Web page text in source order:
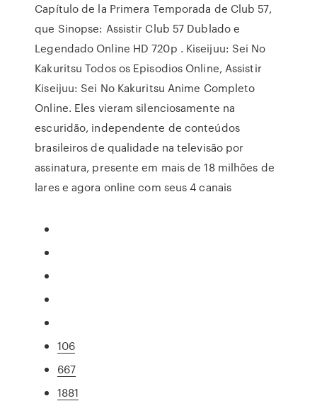
Capítulo de la Primera Temporada de Club 57,
que Sinopse: Assistir Club 57 Dublado e
Legendado Online HD 720p . Kiseijuu: Sei No
Kakuritsu Todos os Episodios Online, Assistir
Kiseijuu: Sei No Kakuritsu Anime Completo
Online. Eles vieram silenciosamente na
escuridão, independente de conteúdos
brasileiros de qualidade na televisão por
assinatura, presente em mais de 18 milhões de
lares e agora online com seus 4 canais
106
667
1881